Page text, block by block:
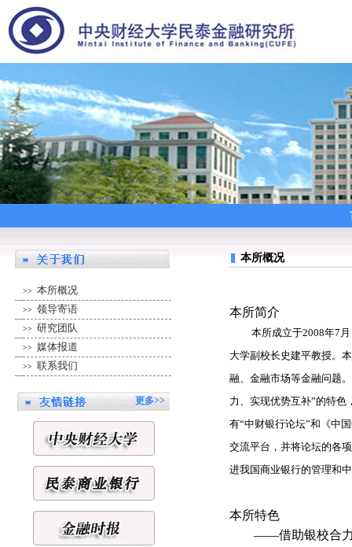
>> 本所概况
>> 领导寄语
>> 研究团队
>> 媒体报道
>> 联系我们
更多>>
本所概况
本所简介
本所成立于2008年7
大学副校长史建平教授。
融、金融市场等金融问题
力、实现优势互补”的特
有“中财银行论坛”和《中
交流平台，并将论坛的各
进我国商业银行的管理和
本所特色
——借助银校合